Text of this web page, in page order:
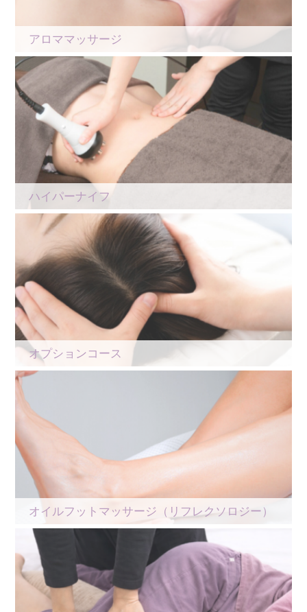
アロママッサージ
ハイパーナイフ
オプションコース
オイルフットマッサージ（リフレクソロジー）